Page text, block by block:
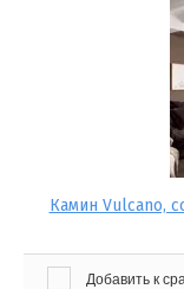
Камин Vulcano,
Добавить к